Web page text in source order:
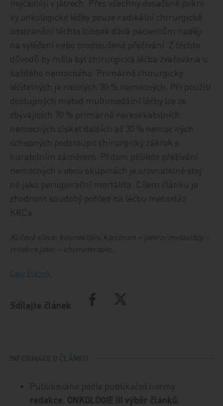
nejčastěji v játrech. Přes všechny dosažené pokro
ky onkologické léčby pouze radikální chirurgické
odstranění těchto ložisek dává pacientům naději
na vyléčení nebo prodloužené přežívání. Z těchto
důvodů by měla být chirurgická léčba zvažována u
každého nemocného. Primárně chirurgicky
léčitelných je necelých 30 % nemocných. Při použití
dostupných metod multimodální léčby lze ze
zbývajících 70 % primárně neresekabilních
nemocných získat dalších až 30 % nemoc ných
schopných podstoupit chirurgický zákrok s
kurabilním záměrem. Přitom pětileté přežívání
nemocných v obou skupinách je srovnatelné stej
ně jako perioperační mortalita. Cílem článku je
zhodnotit soudobý pohled na léčbu metastáz
KRCa.
Klíčová slova: kolorektální karcinom – jaterní metastázy –
resekce jater – chemoterapie.
Sdílejte článek
Publikováno podle publikační normy:
redakce. ONKOLOGIE III výběr článků.